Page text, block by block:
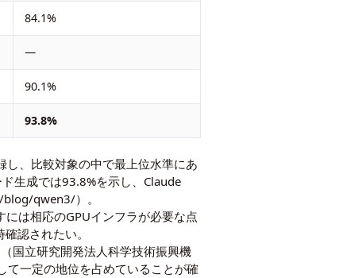
84.1%
—
90.1%
93.8%
、比較対象の中で最上位水準にあ
生成では93.8%を示し、Claude
qwen3/）。
は相応のGPUインフラが必要な点
認されたい。
国立研究開発法人科学技術振興機
て一定の地位を占めていることが確